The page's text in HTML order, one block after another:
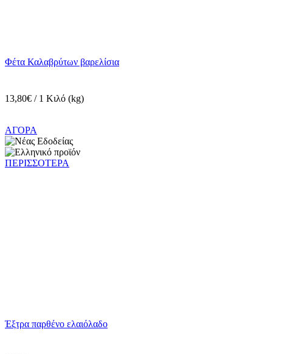
Φέτα Καλαβρύτων βαρελίσια
13,80€ / 1 Κιλό (kg)
ΑΓΟΡΑ
ΠΕΡΙΣΣΟΤΕΡΑ
Έξτρα παρθένο ελαιόλαδο